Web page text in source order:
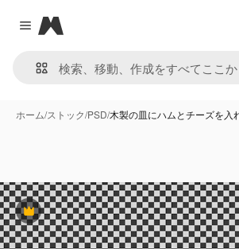
Close menu
Magnific
ホーム/ストック/PSD/木製の皿にハムとチーズを入
Premium